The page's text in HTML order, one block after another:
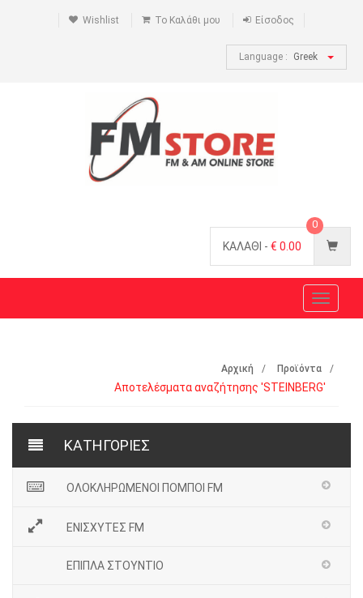
Wishlist Το Καλάθι μου Είσοδος
Language : Greek
ΚΑΛΑΘΙ - € 0.00
0
Toggle
Αρχική Προϊόντα
Αποτελέσματα αναζήτησης 'STEINBERG'
ΚΑΤΗΓΟΡΙΕΣ
ΟΛΟΚΛΗΡΩΜΕΝΟΙ ΠΟΜΠΟΙ FM
ΕΝΙΣΧΥΤΕΣ FM
ΕΠΙΠΛΑ ΣΤΟΥΝΤΙΟ